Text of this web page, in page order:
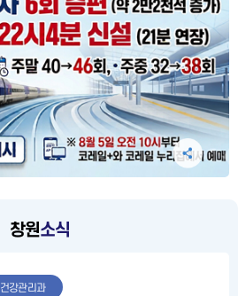
창원소식
건강관리과